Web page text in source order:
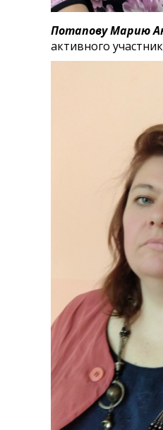
Потапову Марию
активного